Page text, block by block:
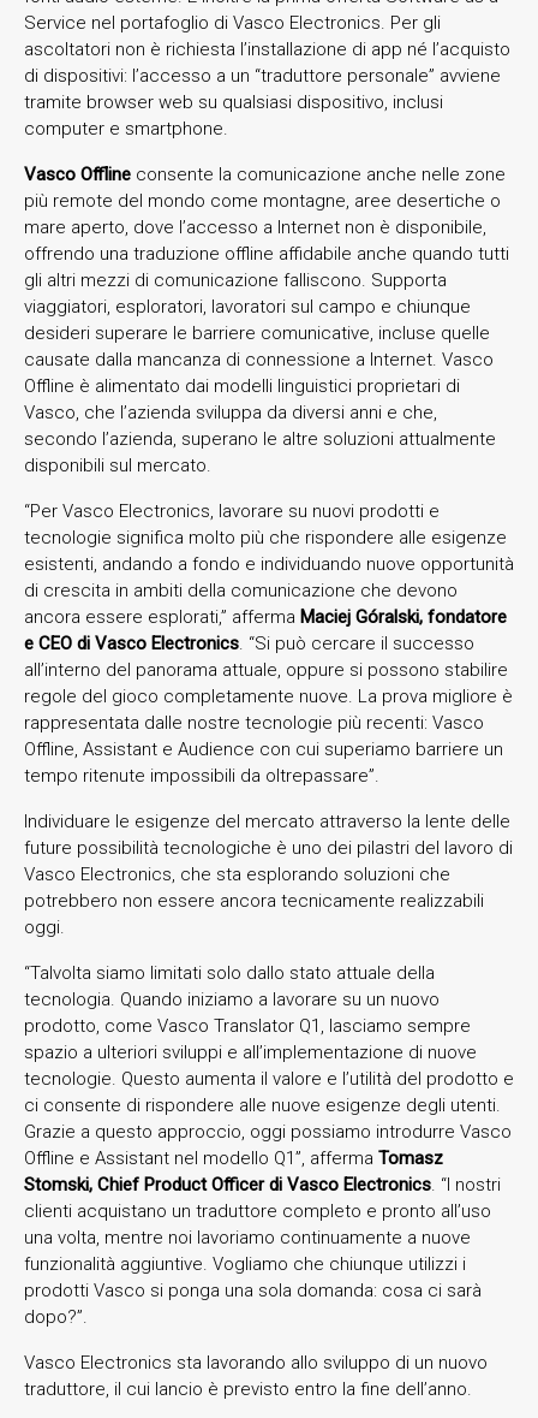
Service nel portafoglio di Vasco Electronics. Per gli
ascoltatori non è richiesta l’installazione di app né l’acquisto
di dispositivi: l’accesso a un “traduttore personale” avviene
tramite browser web su qualsiasi dispositivo, inclusi
computer e smartphone.
Vasco Offline consente la comunicazione anche nelle zone
più remote del mondo come montagne, aree desertiche o
mare aperto, dove l’accesso a Internet non è disponibile,
offrendo una traduzione offline affidabile anche quando tutti
gli altri mezzi di comunicazione falliscono. Supporta
viaggiatori, esploratori, lavoratori sul campo e chiunque
desideri superare le barriere comunicative, incluse quelle
causate dalla mancanza di connessione a Internet. Vasco
Offline è alimentato dai modelli linguistici proprietari di
Vasco, che l’azienda sviluppa da diversi anni e che,
secondo l’azienda, superano le altre soluzioni attualmente
disponibili sul mercato.
“Per Vasco Electronics, lavorare su nuovi prodotti e
tecnologie significa molto più che rispondere alle esigenze
esistenti, andando a fondo e individuando nuove opportunità
di crescita in ambiti della comunicazione che devono
ancora essere esplorati,” afferma Maciej Góralski, fondatore
e CEO di Vasco Electronics. “Si può cercare il successo
all’interno del panorama attuale, oppure si possono stabilire
regole del gioco completamente nuove. La prova migliore è
rappresentata dalle nostre tecnologie più recenti: Vasco
Offline, Assistant e Audience con cui superiamo barriere un
tempo ritenute impossibili da oltrepassare”.
Individuare le esigenze del mercato attraverso la lente delle
future possibilità tecnologiche è uno dei pilastri del lavoro di
Vasco Electronics, che sta esplorando soluzioni che
potrebbero non essere ancora tecnicamente realizzabili
oggi.
“Talvolta siamo limitati solo dallo stato attuale della
tecnologia. Quando iniziamo a lavorare su un nuovo
prodotto, come Vasco Translator Q1, lasciamo sempre
spazio a ulteriori sviluppi e all’implementazione di nuove
tecnologie. Questo aumenta il valore e l’utilità del prodotto e
ci consente di rispondere alle nuove esigenze degli utenti.
Grazie a questo approccio, oggi possiamo introdurre Vasco
Offline e Assistant nel modello Q1”, afferma Tomasz
Stomski, Chief Product Officer di Vasco Electronics. “I nostri
clienti acquistano un traduttore completo e pronto all’uso
una volta, mentre noi lavoriamo continuamente a nuove
funzionalità aggiuntive. Vogliamo che chiunque utilizzi i
prodotti Vasco si ponga una sola domanda: cosa ci sarà
dopo?”.
Vasco Electronics sta lavorando allo sviluppo di un nuovo
traduttore, il cui lancio è previsto entro la fine dell’anno.